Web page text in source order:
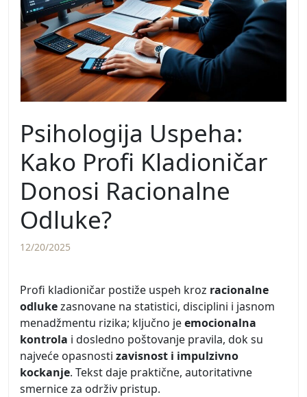
Psihologija Uspeha:
Kako Profi Kladioničar
Donosi Racionalne
Odluke?
12/20/2025
Profi kladioničar postiže uspeh kroz racionalne
odlukezasnovane na statistici, disciplini i jasnom
menadžmentu rizika; ključno jeemocionalna
kontrola i dosledno poštovanje pravila, dok su
najveće opasnosti zavisnost i impulzivno
kockanje. Tekst daje praktične, autoritativne
smernice za održiv pristup.